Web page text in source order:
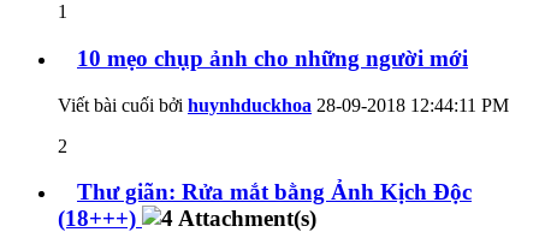
1
10 mẹo chụp ảnh cho những người mới
Viết bài cuối bởi huynhduckhoa 28-09-2018 12:44:11 PM
2
Thư giãn: Rửa mắt bằng Ảnh Kịch Độc
(18+++)